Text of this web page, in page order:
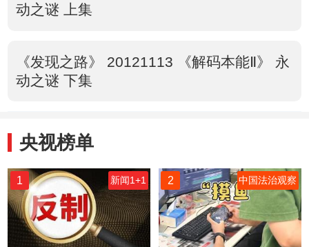
动之谜 上集
《发现之路》 20121113 《解码本能Ⅱ》 永
动之谜 下集
央视榜单
1 新闻1+1 2 中国法治观察